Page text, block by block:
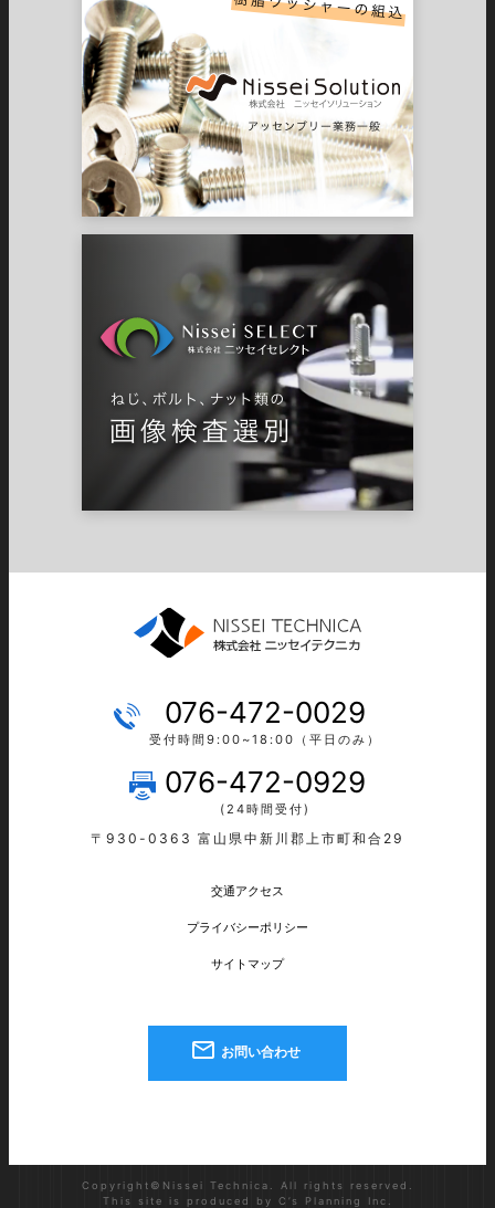
076-472-0029
受付時間9:00~18:00（平日のみ）
076-472-0929
(24時間受付)
〒930-0363 富山県中新川郡上市町和合29
交通アクセス
プライバシーポリシー
サイトマップ
mail_outline お問い合わせ
Copyright©Nissei Technica. All rights reserved.
This site is produced by C’s Planning Inc.